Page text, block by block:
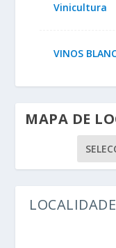
Vinicultura
VINOS
MAPA DE